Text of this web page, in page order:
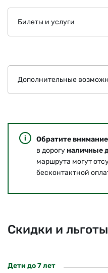
Билеты и услуги
Дополнительные
Обратите
в дорогуналичные
маршрута могут
бесконтактной
Скидки и льготы
Дети до 7 лет